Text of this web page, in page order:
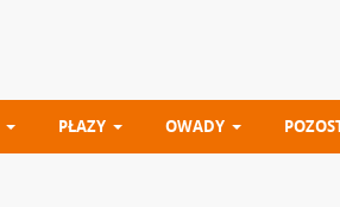
PŁAZY OWADY